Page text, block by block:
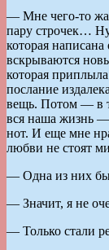
— Мне чего-то
пару строчек…
которая
вскрываются
которая
послание
вещь. Потом — в
вся наша жизнь —
нот. И еще мне
любви не стоят
— Одна из них
— Значит, я не
— Только стали